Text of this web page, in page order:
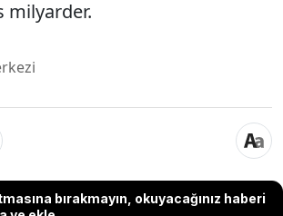
milyarder.
bırakmayın, okuyacağınız haberi